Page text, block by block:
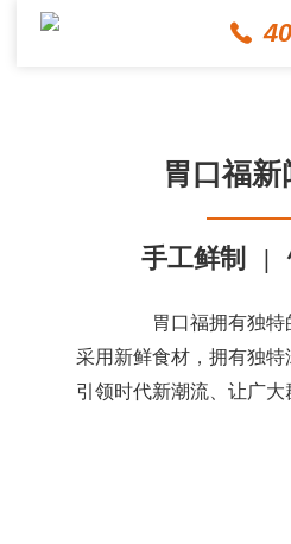
胃口福新
手工鲜制 |
胃口福拥有独
采用新鲜食材，拥有独
引领时代新潮流、让广